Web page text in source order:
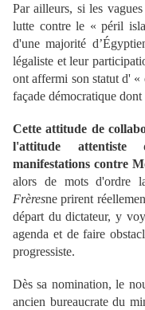
Par ailleurs, si les
lutte contre le « péril
d'une majorité
légaliste et leur
ont affermi son statut d' «
façade démocratique
Cette attitude de
l'attitude attentiste
manifestations contre
alors de mots d'ordre
Frèresne prirent
départ du dictateur, y
agenda et de faire
progressiste.
Dès sa nomination, le
ancien bureaucrate du